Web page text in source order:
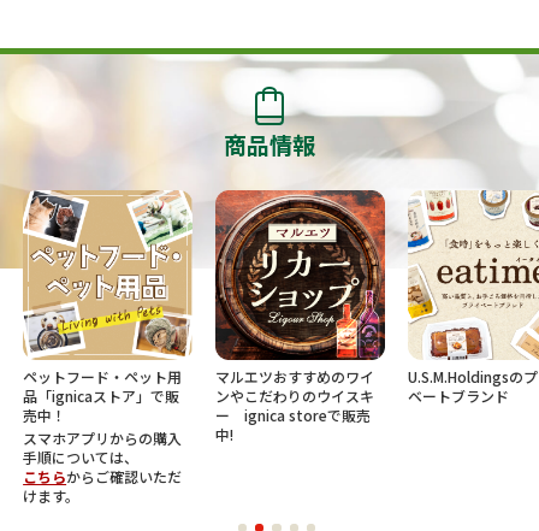
商品情報
ペットフード・ペット用
品「ignicaストア」で販
売中！
スマホアプリからの購入
手順については、
こちらからご確認いただ
けます。
マルエツおすすめのワイ
ンやこだわりのウイスキ
ー ignica storeで販売
中!
U.S.M.Holdingsの
ベートブランド